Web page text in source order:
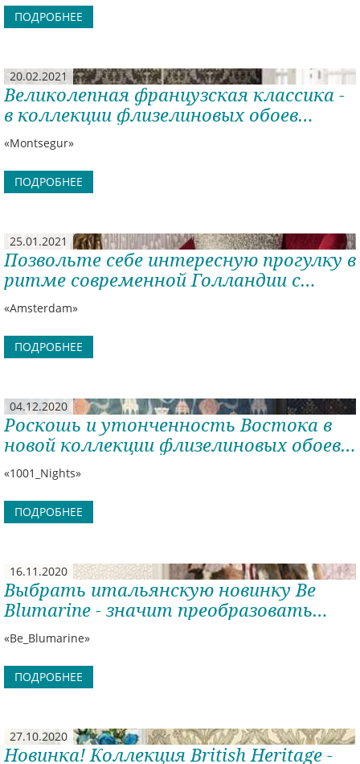
ПОДРОБНЕЕ
20.02.2021
Великолепная французская классика -
в коллекции флизелиновых обоев
Montsegur
«Montsegur»
ПОДРОБНЕЕ
25.01.2021
Позвольте себе интересную прогулку в
ритме современной Голландии с
коллекций Amsterdam!
«Amsterdam»
ПОДРОБНЕЕ
04.12.2020
Роскошь и утонченность Востока в
новой коллекции флизелиновых обоев
1001 Nights!
«1001_Nights»
ПОДРОБНЕЕ
16.11.2020
Выбрать итальянскую новинку Be
Blumarine - значит преобразовать
себя!
«Be_Blumarine»
ПОДРОБНЕЕ
27.10.2020
Новинка! Коллекция British Heritage -